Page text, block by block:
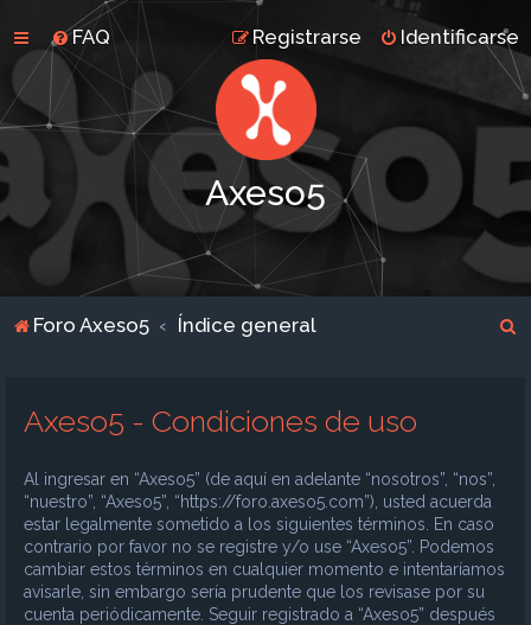
FAQ Identificarse
Registrarse
Axeso5
Foro Axeso5 Índice general
Axeso5 - Condiciones de uso
Al ingresar en “Axeso5” (de aquí en adelante “nosotros”, “nos”,
“nuestro”, “Axeso5”, “https://foro.axeso5.com”), usted acuerda
estar legalmente sometido a los siguientes términos. En caso
contrario por favor no se registre y/o use “Axeso5”. Podemos
cambiar estos términos en cualquier momento e intentaríamos
avisarle, sin embargo sería prudente que los revisase por su
cuenta periódicamente. Seguir registrado a “Axeso5” después